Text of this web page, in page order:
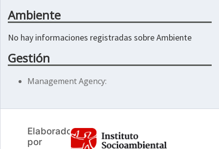
Ambiente
No hay informaciones registradas sobre Ambiente
Gestión
Management Agency: